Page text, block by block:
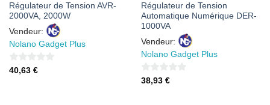
Régulateur de Tension AVR-
2000VA, 2000W
Vendeur:
Nolano Gadget Plus
0
40,63 €
Régulateur de Tension
Automatique Numérique DER-
1000VA
Vendeur:
Nolano Gadget Plus
0
38,93 €